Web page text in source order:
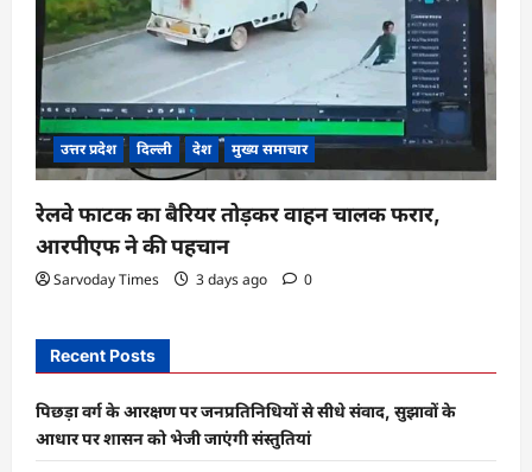
उत्तर प्रदेश दिल्ली देश मुख्य समाचार
रेलवे फाटक का बैरियर तोड़कर वाहन चालक फरार,
आरपीएफ ने की पहचान
Sarvoday Times 3 days ago 0
Recent Posts
पिछड़ा वर्ग के आरक्षण पर जनप्रतिनिधियों से सीधे संवाद, सुझावों के
आधार पर शासन को भेजी जाएंगी संस्तुतियां